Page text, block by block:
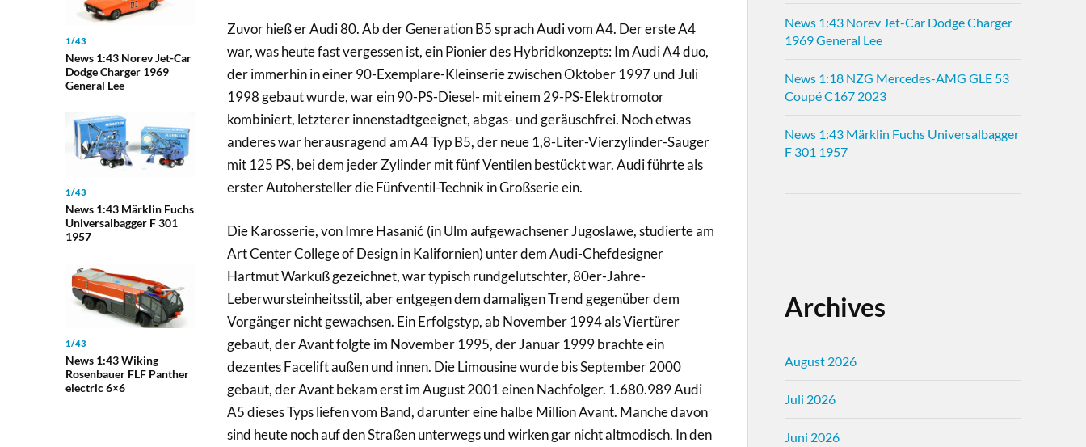
1/43
News 1:43 Norev Jet-Car
Dodge Charger 1969
General Lee
1/43
News 1:43 Märklin Fuchs
Universalbagger F 301
1957
1/43
News 1:43 Wiking
Rosenbauer FLF Panther
electric 6×6
Zuvor hieß er Audi 80. Ab der Generation B5 sprach Audi vom A4. Der erste A4
war, was heute fast vergessen ist, ein Pionier des Hybridkonzepts: Im Audi A4 duo,
der immerhin in einer 90-Exemplare-Kleinserie zwischen Oktober 1997 und Juli
1998 gebaut wurde, war ein 90-PS-Diesel- mit einem 29-PS-Elektromotor
kombiniert, letzterer innenstadtgeeignet, abgas- und geräuschfrei. Noch etwas
anderes war herausragend am A4 Typ B5, der neue 1,8-Liter-Vierzylinder-Sauger
mit 125 PS, bei dem jeder Zylinder mit fünf Ventilen bestückt war. Audi führte als
erster Autohersteller die Fünfventil-Technik in Großserie ein.
Die Karosserie, von Imre Hasanić (in Ulm aufgewachsener Jugoslawe, studierte am
Art Center College of Design in Kalifornien) unter dem Audi-Chefdesigner
Hartmut Warkuß gezeichnet, war typisch rundgelutschter, 80er-Jahre-
Leberwursteinheitsstil, aber entgegen dem damaligen Trend gegenüber dem
Vorgänger nicht gewachsen. Ein Erfolgstyp, ab November 1994 als Viertürer
gebaut, der Avant folgte im November 1995, der Januar 1999 brachte ein
dezentes Facelift außen und innen. Die Limousine wurde bis September 2000
gebaut, der Avant bekam erst im August 2001 einen Nachfolger. 1.680.989 Audi
A5 dieses Typs liefen vom Band, darunter eine halbe Million Avant. Manche davon
sind heute noch auf den Straßen unterwegs und wirken gar nicht altmodisch. In den
News 1:43 Norev Jet-Car Dodge Charger
1969 General Lee
News 1:18 NZG Mercedes-AMG GLE 53
Coupé C167 2023
News 1:43 Märklin Fuchs Universalbagger
F 301 1957
Archives
August 2026
Juli 2026
Juni 2026